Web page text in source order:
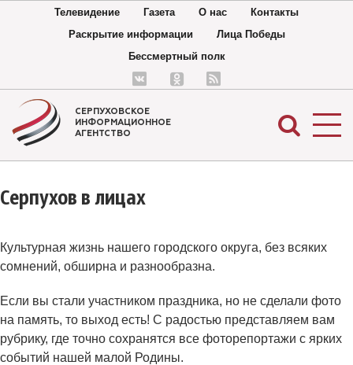
Телевидение Газета О нас
Контакты
Раскрытие информации
Лица Победы
Бессмертный полк
СЕРПУХОВСКОЕ
ИНФОРМАЦИОННОЕ
АГЕНТСТВО
Серпухов в лицах
Культурная жизнь нашего городского округа, без всяких
сомнений, обширна и разнообразна.
Если вы стали участником праздника, но не сделали фото
на память, то выход есть! С радостью представляем вам
рубрику, где точно сохранятся все фоторепортажи с ярких
событий нашей малой Родины.